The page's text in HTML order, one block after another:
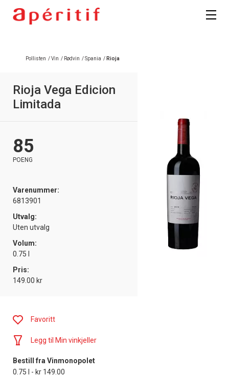
Pollisten /Vin / Rødvin /Spania / Rioja
Rioja Vega Edicion
Limitada
85
POENG
Varenummer:
6813901
Utvalg:
Uten utvalg
Volum:
0.75 l
Pris:
149.00 kr
Favoritt
Legg til Min vinkjeller
Bestill fra Vinmonopolet
0.75 l - kr 149.00